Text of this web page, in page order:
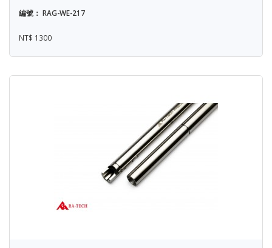
編號： RAG-WE-217
NT$ 1300